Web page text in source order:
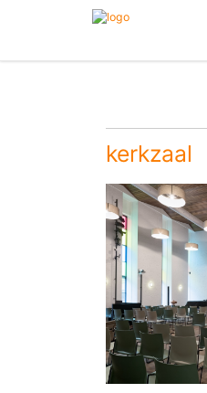
kerkzaal